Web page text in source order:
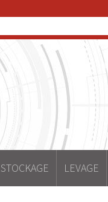
STOCKAGE LEVAGE